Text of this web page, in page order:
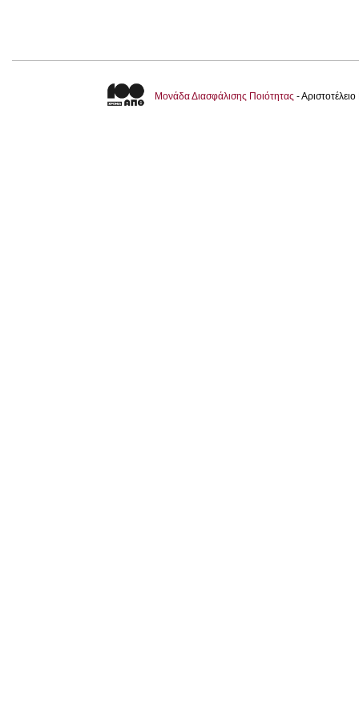
Μονάδα Διασφάλισης Ποιότητας -